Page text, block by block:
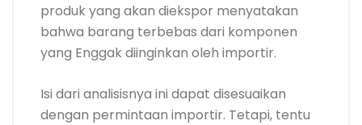
produk yang akan diekspor menyatakan
bahwa barang terbebas dari komponen
yang Enggak diinginkan oleh importir.
Isi dari analisisnya ini dapat disesuaikan
dengan permintaan importir. Tetapi, tentu